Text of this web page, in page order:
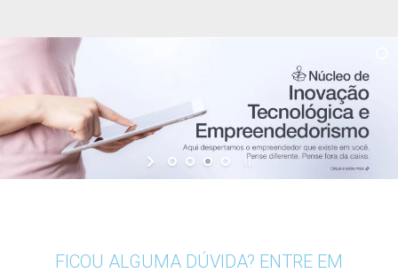
FICOU ALGUMA DÚVIDA? ENTRE EM